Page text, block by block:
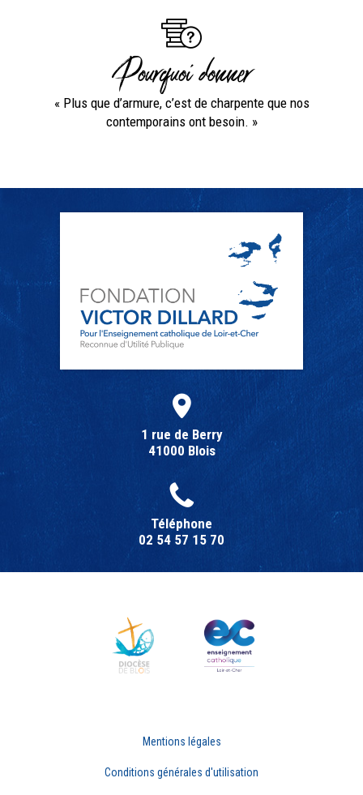
Pourquoi donner
« Plus que d’armure, c’est de charpente que nos
contemporains ont besoin. »
1 rue de Berry
41000 Blois
Téléphone
02 54 57 15 70
Mentions légales
Conditions générales d'utilisation